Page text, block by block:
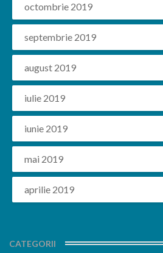
octombrie 2019
septembrie 2019
august 2019
iulie 2019
iunie 2019
mai 2019
aprilie 2019
CATEGORII